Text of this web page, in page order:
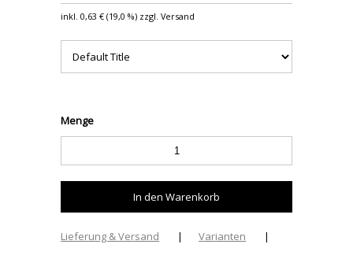
inkl.0,63 € (19,0 %) zzgl. Versand
Menge
Lieferung & Versand | Varianten |